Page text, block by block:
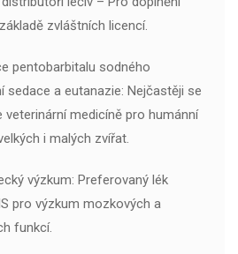
zvláštních licencí.
pentobarbitalu sodného
sedace a eutanazie: Nejčastěji se
veterinární medicíně pro humánní
i malých zvířat.
výzkum: Preferovaný lék
pro výzkum mozkových a
funkcí.